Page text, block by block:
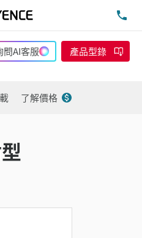
問AI客服 產品型錄
了解價格